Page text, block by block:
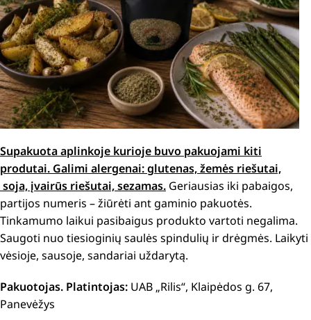
Supakuota aplinkoje kurioje buvo pakuojami kiti
produtai. Galimi alergenai: glutenas, žemės riešutai,
soja, įvairūs riešutai, sezamas. Geriausias iki pabaigos,
partijos numeris – žiūrėti ant gaminio pakuotės.
Tinkamumo laikui pasibaigus produkto vartoti negalima.
Saugoti nuo tiesioginių saulės spindulių ir drėgmės. Laikyti
vėsioje, sausoje, sandariai uždarytą.
Pakuotojas. Platintojas: UAB „Rilis“, Klaipėdos g. 67,
Panevėžys